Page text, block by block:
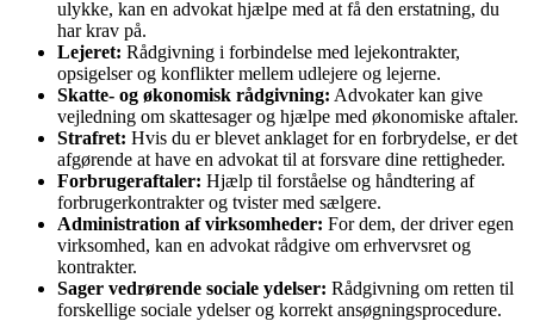
ulykke, kan en advokat hjælpe med at få den erstatning, du
har krav på.
Lejeret: Rådgivning i forbindelse med lejekontrakter,
opsigelser og konflikter mellem udlejere og lejerne.
Skatte- og økonomisk rådgivning: Advokater kan give
vejledning om skattesager og hjælpe med økonomiske aftaler.
Strafret: Hvis du er blevet anklaget for en forbrydelse, er det
afgørende at have en advokat til at forsvare dine rettigheder.
Forbrugeraftaler: Hjælp til forståelse og håndtering af
forbrugerkontrakter og tvister med sælgere.
Administration af virksomheder: For dem, der driver egen
virksomhed, kan en advokat rådgive om erhvervsret og
kontrakter.
Sager vedrørende sociale ydelser: Rådgivning om retten til
forskellige sociale ydelser og korrekt ansøgningsprocedure.